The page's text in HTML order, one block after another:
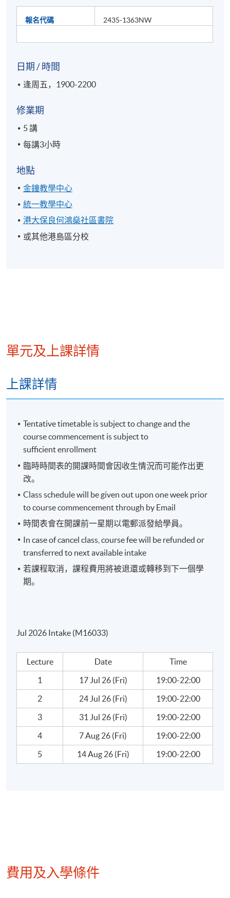
報名代碼 2435-1363NW
日期 / 時間
逢周五，1900-2200
修業期
5 講
每講3小時
地點
金鐘教學中心
統一教學中心
港大保良何鴻燊社區書院
或其他港島區分校
單元及上課詳情
上課詳情
Tentative timetable is subject to change and the
course commencement is subject to
sufficient enrollment
臨時時間表的開課時間會因收生情況而可能作出更
改。
Class schedule will be given out upon one week prior
to course commencement through by Email
時間表會在開課前一星期以電郵派發給學員。
In case of cancel class, course fee will be refunded or
transferred to next available intake
若課程取消，課程費用將被退還或轉移到下一個學
期。
Jul 2026 Intake (M16033)
Lecture Date
Time
1
17 Jul 26 (Fri)
19:00-22:00
2
24 Jul 26 (Fri)
19:00-22:00
3
31 Jul 26 (Fri)
19:00-22:00
4
7 Aug 26 (Fri)
19:00-22:00
5
14 Aug 26 (Fri) 19:00-22:00
費用及入學條件